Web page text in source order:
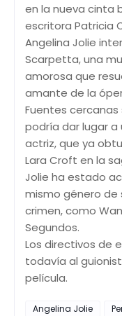
en la nueva cinta
escritora Patricia
Angelina Jolie
Scarpetta, una
amorosa que
amante de la
Fuentes
podría dar lugar a
actriz, que ya
Lara Croft en la
Jolie ha estado
mismo género de
crimen, como
Segundos.
Los directivos de
todavía al
película.
Angelina Jolie